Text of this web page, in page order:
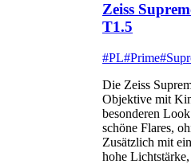
Zeiss
T1.5
#PL#Prime
Die Zeiss
Objektive mit
besonderen
schöne Flares,
Zusätzlich mit
hohe